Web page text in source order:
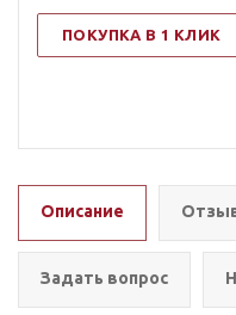
ПОКУПКА В 1 КЛИК
Описание
Задать вопрос